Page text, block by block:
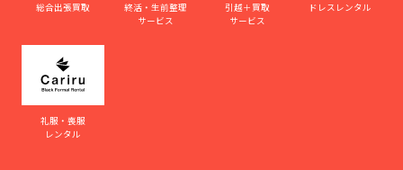
総合出張買取
終活・生前整理
サービス
引越＋買取
サービス
ドレスレンタル
礼服・喪服
レンタル